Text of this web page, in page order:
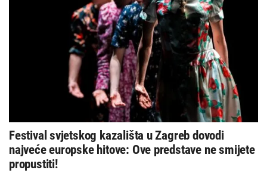
Festival svjetskog kazališta u Zagreb dovodi
najveće europske hitove: Ove predstave ne smijete
propustiti!